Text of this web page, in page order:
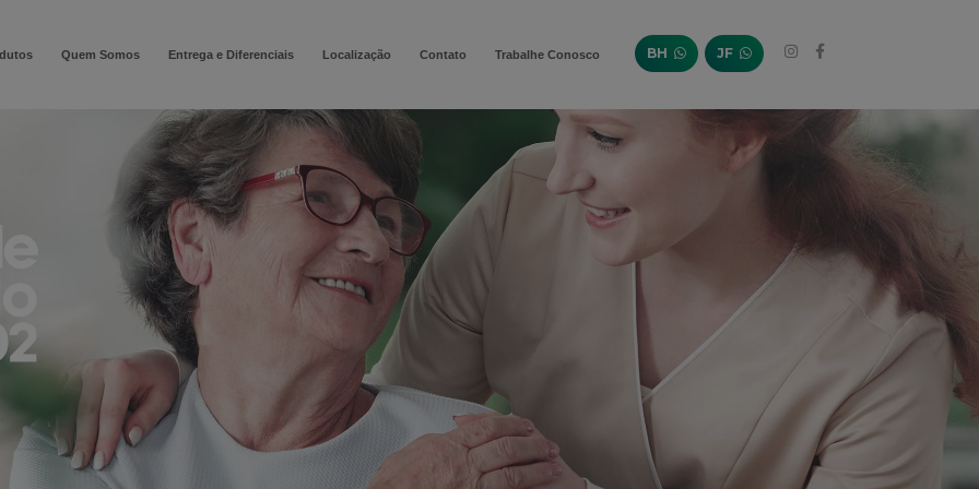
Quem Somos Entrega e Diferenciais Localização Contato Trabalhe Conosco BH JF